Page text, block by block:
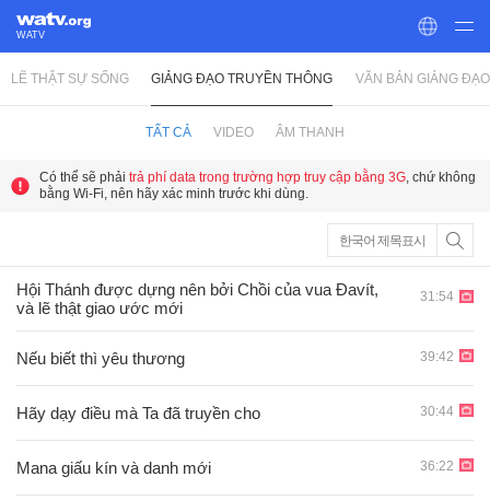
WATV
World Mission Society Church of God
LẼ THẬT SỰ SỐNG GIẢNG ĐẠO TRUYỀN THÔNG VĂN BẢN GIẢNG ĐẠO
TẤT CẢ VIDEO ÂM THANH
Có thể sẽ phải trả phí data trong trường hợp truy cập bằng 3G, chứ không
bằng Wi-Fi, nên hãy xác minh trước khi dùng.
한국어 제목표시
Hội Thánh được dựng nên bởi Chồi của vua Ðavít,
và lẽ thật giao ước mới
31:54
Nếu biết thì yêu thương 39:42
Hãy dạy điều mà Ta đã truyền cho 30:44
Mana giấu kín và danh mới 36:22